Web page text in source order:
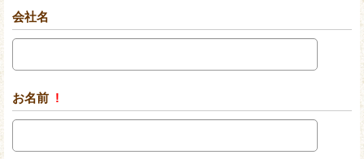
会社名
お名前 !